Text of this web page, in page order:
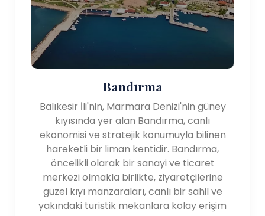
Bandırma
Balıkesir İli'nin, Marmara Denizi'nin güney
kıyısında yer alan Bandırma, canlı
ekonomisi ve stratejik konumuyla bilinen
hareketli bir liman kentidir. Bandırma,
öncelikli olarak bir sanayi ve ticaret
merkezi olmakla birlikte, ziyaretçilerine
güzel kıyı manzaraları, canlı bir sahil ve
yakındaki turistik mekanlara kolay erişim